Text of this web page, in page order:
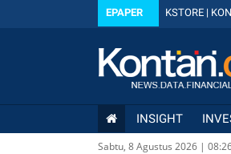
EPAPER KSTORE |
INSIGHT
Sabtu, 8 Agustus 2026 | 08: